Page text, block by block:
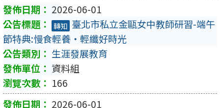
2026-06-01
轉知 臺北市私立金甌女中教師研習-端午
節特典:慢食輕養・輕纖好時光
生涯發展教育
資料組
166
2026-06-01